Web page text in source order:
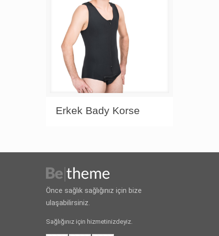
Erkek Bady Korse
Önce sağlık sağlığınız için bize
ulaşabilirsiniz.
Sağlığınız için hizmetinizdeyiz.